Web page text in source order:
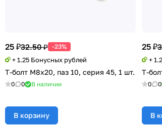
25 ₽32.50 ₽ -23%
+ 1.25 Бонусных рублей
Т-болт М8х20, паз 10, серия 45, 1 шт.
0 0 В наличии
В корзину
25 ₽
+
Т-
0 0
В